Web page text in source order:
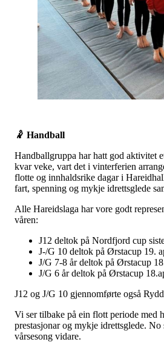
🤾 Handball
Handballgruppa har hatt god aktivitet
kvar veke, vart det i vinterferien
flotte og innhaldsrike dagar i
fart, spenning og mykje idrettsglede
Alle Hareidslaga har vore godt
våren:
J12 deltok på Nordfjord cup
J-/G 10 deltok på Ørstacup 19.
J/G 7-8 år deltok på Ørstacup
J/G 6 år deltok på Ørstacup
J12 og J/G 10 gjennomførte også
Vi ser tilbake på ein flott periode med
prestasjonar og mykje idrettsglede.
vårsesong vidare.